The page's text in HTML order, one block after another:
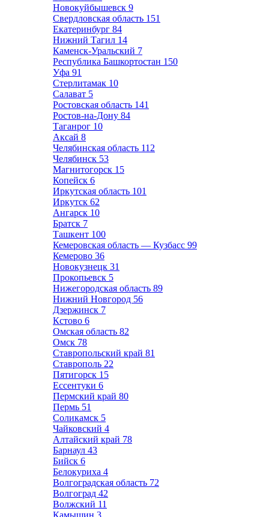
Новокуйбышевск 9
Свердловская область 151
Екатеринбург 84
Нижний Тагил 14
Каменск-Уральский 7
Республика Башкортостан 150
Уфа 91
Стерлитамак 10
Салават 5
Ростовская область 141
Ростов-на-Дону 84
Таганрог 10
Аксай 8
Челябинская область 112
Челябинск 53
Магнитогорск 15
Копейск 6
Иркутская область 101
Иркутск 62
Ангарск 10
Братск 7
Ташкент 100
Кемеровская область — Кузбасс 99
Кемерово 36
Новокузнецк 31
Прокопьевск 5
Нижегородская область 89
Нижний Новгород 56
Дзержинск 7
Кстово 6
Омская область 82
Омск 78
Ставропольский край 81
Ставрополь 22
Пятигорск 15
Ессентуки 6
Пермский край 80
Пермь 51
Соликамск 5
Чайковский 4
Алтайский край 78
Барнаул 43
Бийск 6
Белокуриха 4
Волгоградская область 72
Волгоград 42
Волжский 11
Камышин 3